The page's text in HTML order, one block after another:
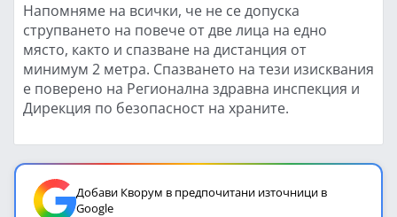
Напомняме на всички, че не се допуска
струпването на повече от две лица на едно
място, както и спазване на дистанция от
минимум 2 метра. Спазването на тези изисквания
е поверено на Регионална здравна инспекция и
Дирекция по безопасност на храните.
Добави Кворум в предпочитани източници в
Google